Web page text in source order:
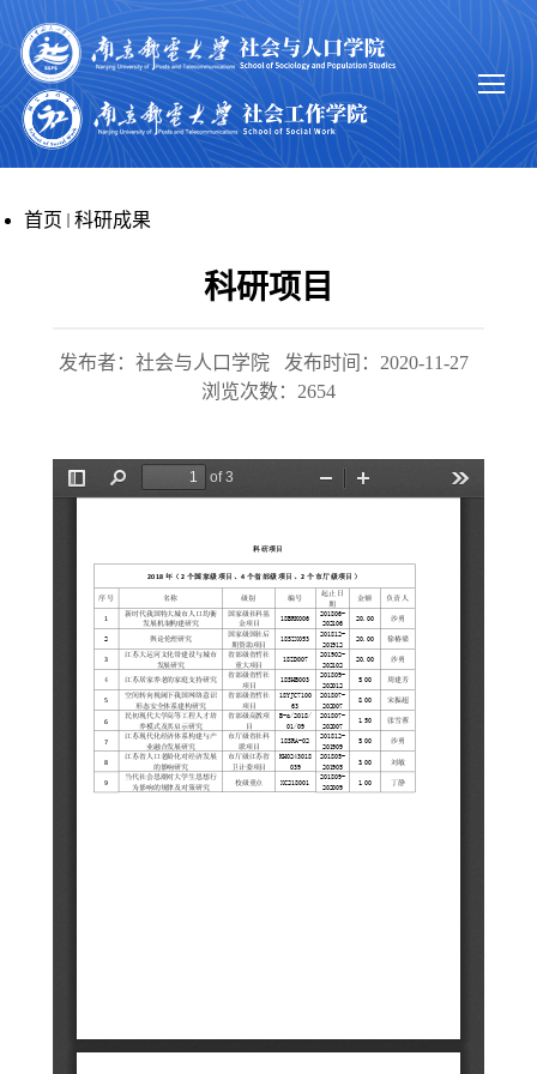
首页 科研成果
科研项目
发布者：社会与人口学院
发布时间：2020-11-27
浏览次数： 2654